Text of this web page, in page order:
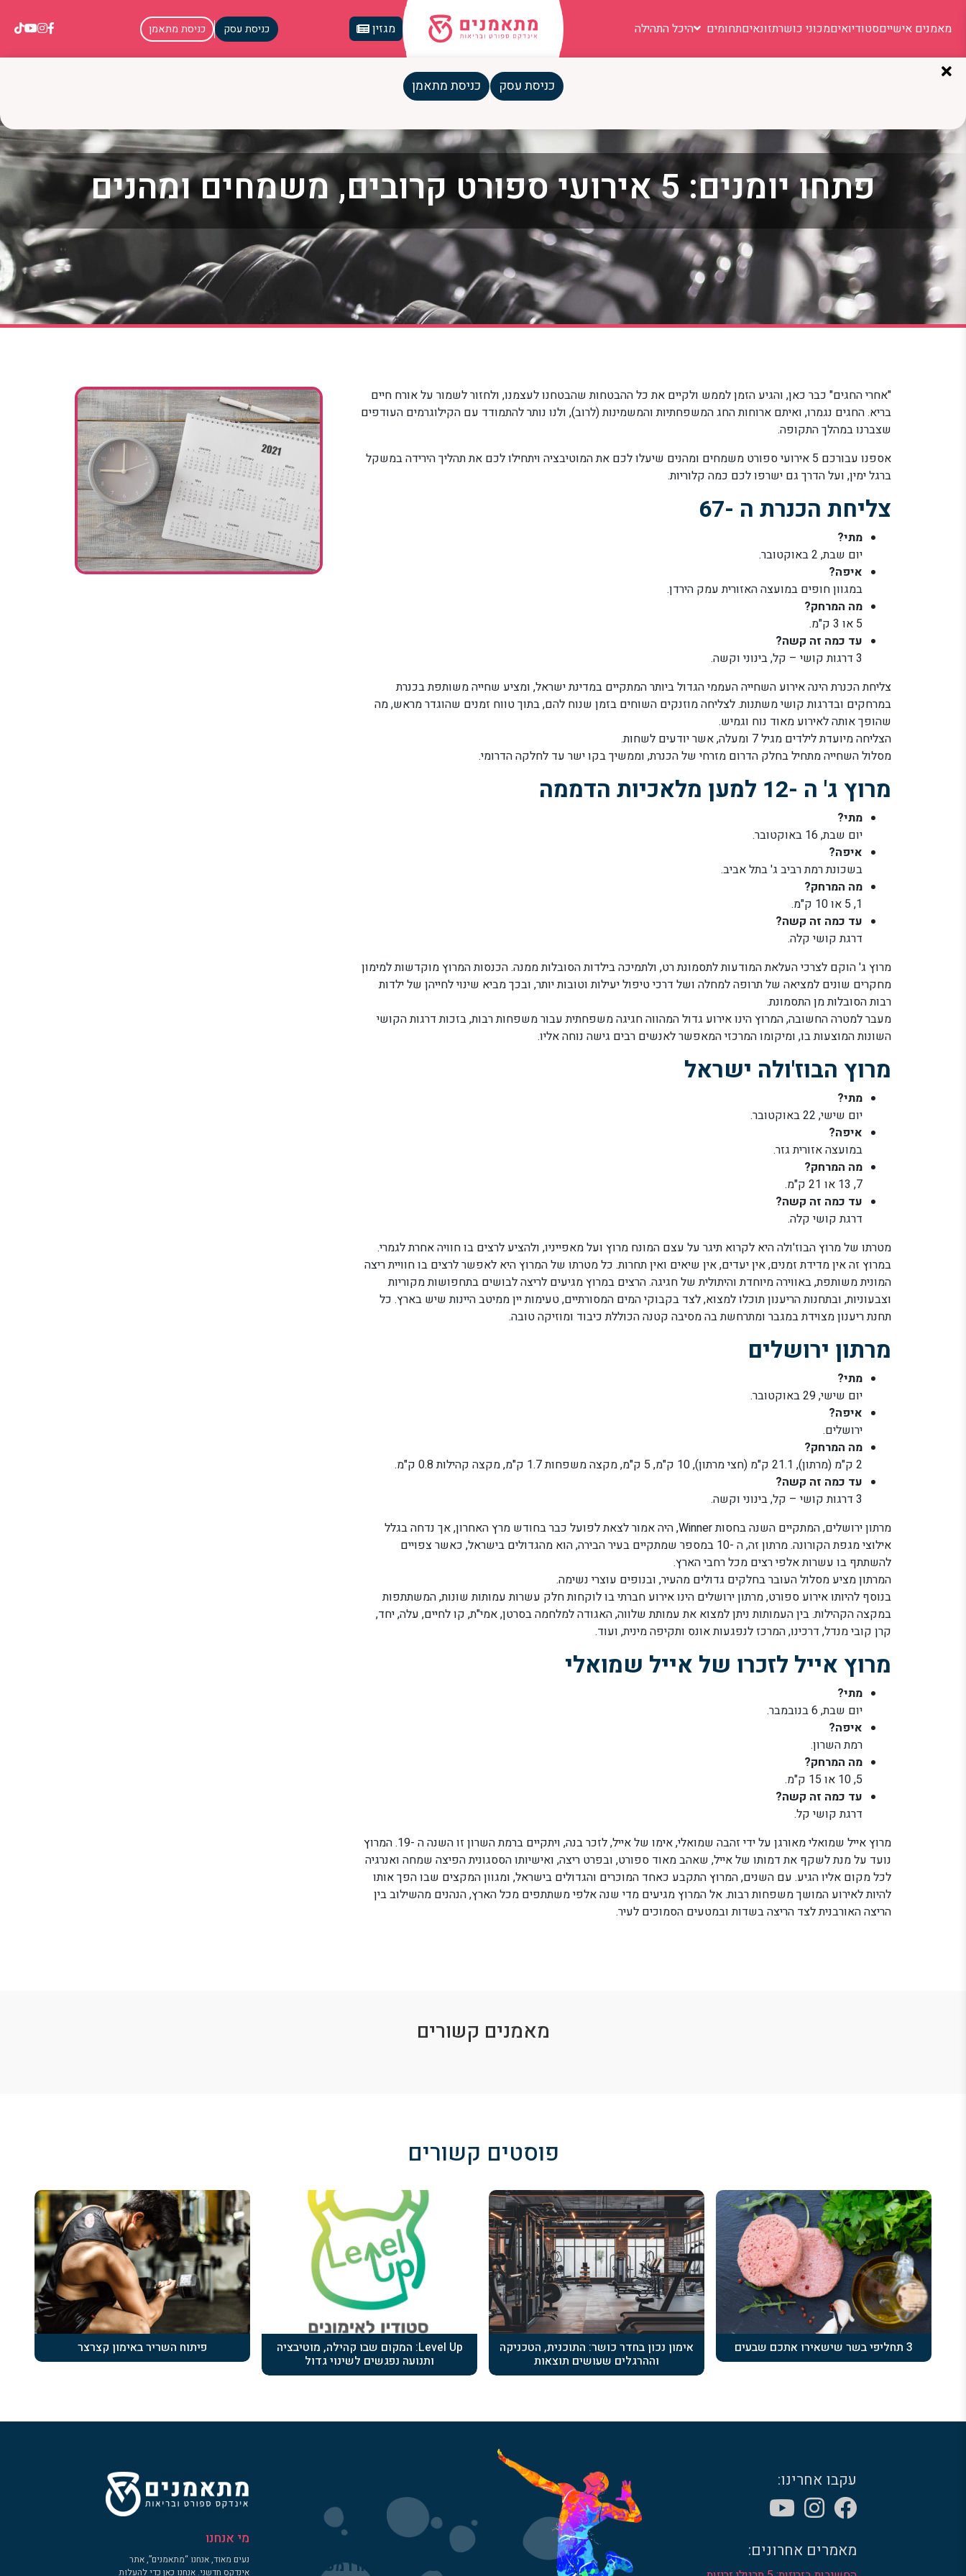
מאמנים אישייםסטודיואיםמכוני כושרתזונאיםתחומים היכל התהילה מגזין כניסת עסק כניסת מתאמן
כניסת עסק כניסת מתאמן
פתחו יומנים: 5 אירועי ספורט קרובים, משמחים ומהנים
"אחרי החגים" כבר כאן, והגיע הזמן לממש ולקיים את כל ההבטחות שהבטחנו לעצמנו, ולחזור לשמור על אורח חיים
בריא. החגים נגמרו, ואיתם ארוחות החג המשפחתיות והמשמינות (לרוב), ולנו נותר להתמודד עם הקילוגרמים העודפים
שצברנו במהלך התקופה.
אספנו עבורכם 5 אירועי ספורט משמחים ומהנים שיעלו לכם את המוטיבציה ויתחילו לכם את תהליך הירידה במשקל
ברגל ימין, ועל הדרך גם ישרפו לכם כמה קלוריות.
צליחת הכנרת ה -67
מתי?
יום שבת, 2 באוקטובר.
איפה?
במגוון חופים במועצה האזורית עמק הירדן.
מה המרחק?
5 או 3 ק"מ.
עד כמה זה קשה?
3 דרגות קושי – קל, בינוני וקשה.
צליחת הכנרת הינה אירוע השחייה העממי הגדול ביותר המתקיים במדינת ישראל, ומציע שחייה משותפת בכנרת
במרחקים ובדרגות קושי משתנות. לצליחה מוזנקים השוחים בזמן שנוח להם, בתוך טווח זמנים שהוגדר מראש, מה
שהופך אותה לאירוע מאוד נוח וגמיש.
הצליחה מיועדת לילדים מגיל 7 ומעלה, אשר יודעים לשחות.
מסלול השחייה מתחיל בחלק הדרום מזרחי של הכנרת, וממשיך בקו ישר עד לחלקה הדרומי.
מרוץ ג' ה -12 למען מלאכיות הדממה
מתי?
יום שבת, 16 באוקטובר.
איפה?
בשכונת רמת רביב ג' בתל אביב.
מה המרחק?
1, 5 או 10 ק"מ.
עד כמה זה קשה?
דרגת קושי קלה.
מרוץ ג' הוקם לצרכי העלאת המודעות לתסמונת רט, ולתמיכה בילדות הסובלות ממנה. הכנסות המרוץ מוקדשות למימון
מחקרים שונים למציאה של תרופה למחלה ושל דרכי טיפול יעילות וטובות יותר, ובכך מביא שינוי לחייהן של ילדות
רבות הסובלות מן התסמונת.
מעבר למטרה החשובה, המרוץ הינו אירוע גדול המהווה חגיגה משפחתית עבור משפחות רבות, בזכות דרגות הקושי
השונות המוצעות בו, ומיקומו המרכזי המאפשר לאנשים רבים גישה נוחה אליו.
מרוץ הבוז'ולה ישראל
מתי?
יום שישי, 22 באוקטובר.
איפה?
במועצה אזורית גזר.
מה המרחק?
7, 13 או 21 ק"מ.
עד כמה זה קשה?
דרגת קושי קלה.
מטרתו של מרוץ הבוז'ולה היא לקרוא תיגר על עצם המונח מרוץ ועל מאפייניו, ולהציע לרצים בו חוויה אחרת לגמרי.
במרוץ זה אין מדידת זמנים, אין יעדים, אין שיאים ואין תחרות. כל מטרתו של המרוץ היא לאפשר לרצים בו חוויית ריצה
המונית משותפת, באווירה מיוחדת והיתולית של חגיגה. הרצים במרוץ מגיעים לריצה לבושים בתחפושות מקוריות
וצבעוניות, ובתחנות הריענון תוכלו למצוא, לצד בקבוקי המים המסורתיים, טעימות יין ממיטב היינות שיש בארץ. כל
תחנת ריענון מצוידת במגבר ומתרחשת בה מסיבה קטנה הכוללת כיבוד ומוזיקה טובה.
מרתון ירושלים
מתי?
יום שישי, 29 באוקטובר.
איפה?
ירושלים.
מה המרחק?
2 ק"מ (מרתון), 21.1 ק"מ (חצי מרתון), 10 ק"מ, 5 ק"מ, מקצה משפחות 1.7 ק"מ, מקצה קהילות 0.8 ק"מ.
עד כמה זה קשה?
3 דרגות קושי – קל, בינוני וקשה.
מרתון ירושלים, המתקיים השנה בחסות Winner, היה אמור לצאת לפועל כבר בחודש מרץ האחרון, אך נדחה בגלל
אילוצי מגפת הקורונה. מרתון זה, ה -10 במספר שמתקיים בעיר הבירה, הוא מהגדולים בישראל, כאשר צפויים
להשתתף בו עשרות אלפי רצים מכל רחבי הארץ.
המרתון מציע מסלול העובר בחלקים גדולים מהעיר, ובנופים עוצרי נשימה.
בנוסף להיותו אירוע ספורט, מרתון ירושלים הינו אירוע חברתי בו לוקחות חלק עשרות עמותות שונות, המשתתפות
במקצה הקהילות. בין העמותות ניתן למצוא את עמותת שלווה, האגודה למלחמה בסרטן, אמי"ת, קו לחיים, עלה, יחד,
קרן קובי מנדל, דרכינו, המרכז לנפגעות אונס ותקיפה מינית, ועוד.
מרוץ אייל לזכרו של אייל שמואלי
מתי?
יום שבת, 6 בנובמבר.
איפה?
רמת השרון.
מה המרחק?
5, 10 או 15 ק"מ.
עד כמה זה קשה?
דרגת קושי קל.
מרוץ אייל שמואלי מאורגן על ידי זהבה שמואלי, אימו של אייל, לזכר בנה, ויתקיים ברמת השרון זו השנה ה -19. המרוץ
נועד על מנת לשקף את דמותו של אייל, שאהב מאוד ספורט, ובפרט ריצה, ואישיותו הססגונית הפיצה שמחה ואנרגיה
לכל מקום אליו הגיע. עם השנים, המרוץ התקבע כאחד המוכרים והגדולים בישראל, ומגוון המקצים שבו הפך אותו
להיות לאירוע המושך משפחות רבות. אל המרוץ מגיעים מדי שנה אלפי משתתפים מכל הארץ, הנהנים מהשילוב בין
הריצה האורבנית לצד הריצה בשדות ובמטעים הסמוכים לעיר.
מאמנים קשורים
פוסטים קשורים
3 תחליפי בשר שישאירו אתכם שבעים אימון נכון בחדר כושר: התוכנית, הטכניקה
וההרגלים שעושים תוצאות
Level Up: המקום שבו קהילה, מוטיבציה
ותנועה נפגשים לשינוי גדול
פיתוח השריר באימון קצרצר
עקבו אחרינו:
מאמרים אחרונים:
הרשמו לניוזלטר שלנו והישארו מעודכנים
מי אנחנו
נעים מאוד, אנחנו “מתאמנים”, אתר
אינדקס חדשני. אנחנו כאן כדי להעלות